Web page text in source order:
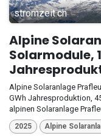
stromzeit.ch
Alpine
Solarmodule,
Alpine Solaranlage
GWh Jahresproduktion,
alpinen Solaranlage
2025 Alpine